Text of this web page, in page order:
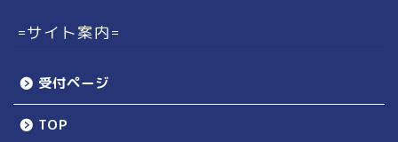
=サイト案内=
受付ページ
TOP